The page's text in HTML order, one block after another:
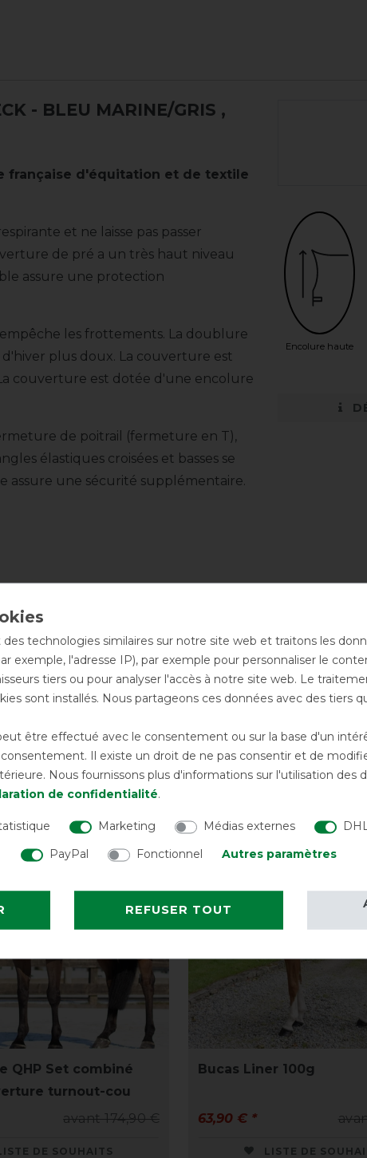
- BLEU MARINE/GRIS ,
française d'équitation et de textile
et ne laisse pas passer
de pré a un très haut niveau
assure une protection
les frottements. La doublure
plus doux. La couverture est
couverture est dotée d'une encolure
de poitrail (fermeture en T),
élastiques croisées et basses se
une sécurité supplémentaire.
velcro
Encolure haute
intéresser
QHP Set combiné
turnout-cou
avant 174,90 €
DE SOUHAITS
-10%
Bucas Liner 100g
63,90 € *
LISTE DE
technologies similaires sur notre site web et traitons les
exemple, l'adresse IP), par exemple pour personnaliser le
tiers ou pour analyser l'accès à notre site web. Le
sont installés. Nous partageons ces données avec des tiers
être effectué avec le consentement ou sur la base d'un
Il existe un droit de ne pas consentir et de
Nous fournissons plus d'informations sur l'utilisation des
de confidentialité.
Marketing Médias externes
PayPal
Fonctionnel Autres paramètres
REFUSER TOUT